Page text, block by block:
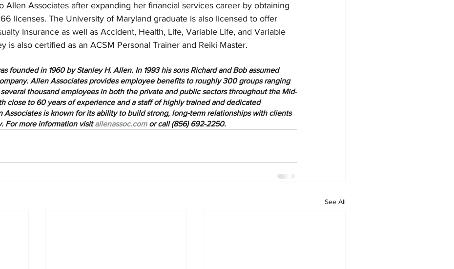
Allen Associates after expanding her financial services career by obtaining
licenses. The University of Maryland graduate is also licensed to offer
Insurance as well as Accident, Health, Life, Variable Life, and Variable
is also certified as an ACSM Personal Trainer and Reiki Master.
founded in 1960 by Stanley H. Allen. In 1993 his sons Richard and Bob assumed
Allen Associates provides employee benefits to roughly 300 groups ranging
thousand employees in both the private and public sectors throughout the Mid-
close to 60 years of experience and a staff of highly trained and dedicated
Associates is known for its ability to build strong, long-term relationships with clients
For more information visit allenassoc.com or call (856) 692-2250.
See All